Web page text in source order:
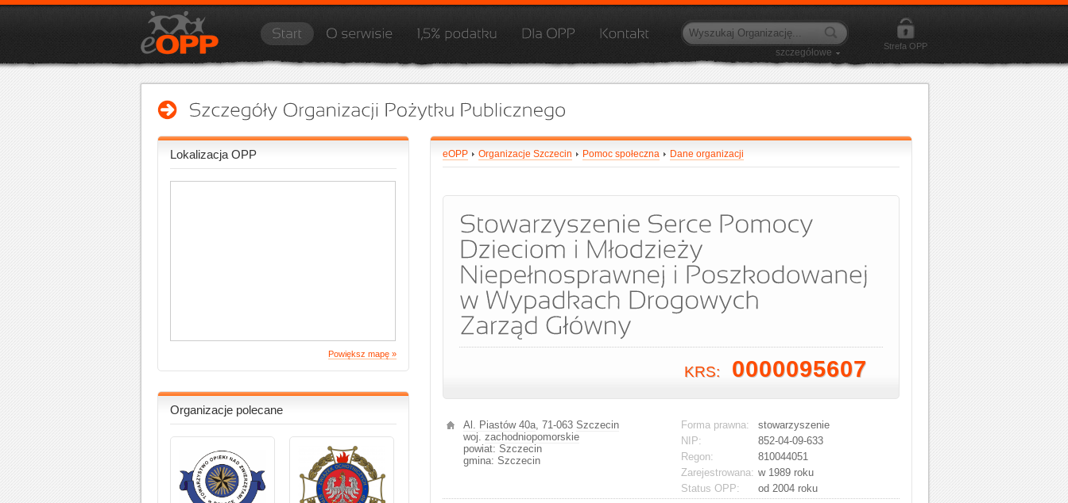
szczegółowe
Strefa OPP
Lokalizacja OPP
Powiększ mapę »
Organizacje polecane
eOPP Organizacje Szczecin Pomoc społeczna Dane organizacji
KRS: 0000095607
Forma prawna:
stowarzyszenie
NIP:
852-04-09-633
Regon:
810044051
Zarejestrowana: w 1989 roku
Status OPP:
od 2004 roku
Al. Piastów 40a, 71-063 Szczecin
woj. zachodniopomorskie
powiat: Szczecin
gmina: Szczecin